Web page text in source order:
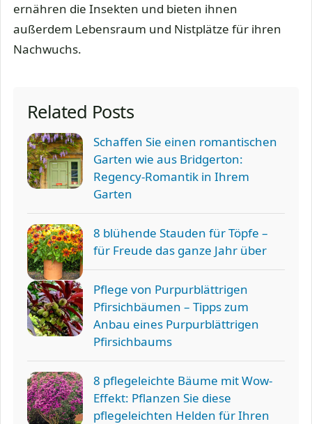
ernähren die Insekten und bieten ihnen
außerdem Lebensraum und Nistplätze für ihren
Nachwuchs.
Related Posts
Schaffen Sie einen romantischen
Garten wie aus Bridgerton:
Regency-Romantik in Ihrem
Garten
8 blühende Stauden für Töpfe –
für Freude das ganze Jahr über
Pflege von Purpurblättrigen
Pfirsichbäumen – Tipps zum
Anbau eines Purpurblättrigen
Pfirsichbaums
8 pflegeleichte Bäume mit Wow-
Effekt: Pflanzen Sie diese
pflegeleichten Helden für Ihren